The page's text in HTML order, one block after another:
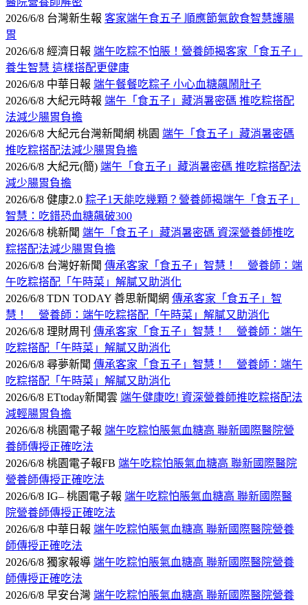
2026/6/8 台灣新生報 客家端午食五子 順應節氣飲食智慧護腸
胃
2026/6/8 經濟日報 端午吃粽不怕脹！營養師揭客家「食五子」
養生智慧 這樣搭配更健康
2026/6/8 中華日報 端午餐餐吃粽子 小心血糖飆鬧肚子
2026/6/8 大紀元時報 端午「食五子」藏消暑密碼 推吃粽搭配
法減少腸胃負擔
2026/6/8 大紀元台灣新聞網 桃園 端午「食五子」藏消暑密碼
推吃粽搭配法減少腸胃負擔
2026/6/8 大紀元(簡) 端午「食五子」藏消暑密碼 推吃粽搭配法
減少腸胃負擔
2026/6/8 健康2.0 粽子1天能吃幾顆？營養師揭端午「食五子」
智慧：吃錯恐血糖飆破300
2026/6/8 桃新聞 端午「食五子」藏消暑密碼 資深營養師推吃
粽搭配法減少腸胃負擔
2026/6/8 台灣好新聞 傳承客家「食五子」智慧！ 營養師：端
午吃粽搭配「午時菜」解膩又助消化
2026/6/8 TDN TODAY 善思新聞網 傳承客家「食五子」智
慧！ 營養師：端午吃粽搭配「午時菜」解膩又助消化
2026/6/8 理財周刊 傳承客家「食五子」智慧！ 營養師：端午
吃粽搭配「午時菜」解膩又助消化
2026/6/8 尋夢新聞 傳承客家「食五子」智慧！ 營養師：端午
吃粽搭配「午時菜」解膩又助消化
2026/6/8 ETtoday新聞雲 端午健康吃! 資深營養師推吃粽搭配法
減輕腸胃負擔
2026/6/8 桃園電子報 端午吃粽怕脹氣血糖高 聯新國際醫院營
養師傳授正確吃法
2026/6/8 桃園電子報FB 端午吃粽怕脹氣血糖高 聯新國際醫院
營養師傳授正確吃法
2026/6/8 IG– 桃園電子報 端午吃粽怕脹氣血糖高 聯新國際醫
院營養師傳授正確吃法
2026/6/8 中華日報 端午吃粽怕脹氣血糖高 聯新國際醫院營養
師傳授正確吃法
2026/6/8 獨家報導 端午吃粽怕脹氣血糖高 聯新國際醫院營養
師傳授正確吃法
2026/6/8 早安台灣 端午吃粽怕脹氣血糖高 聯新國際醫院營養